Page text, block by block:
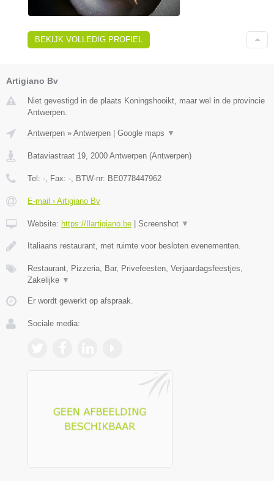
BEKIJK VOLLEDIG PROFIEL
Artigiano Bv
Niet gevestigd in de plaats Koningshooikt, maar wel in de provincie
Antwerpen.
Antwerpen » Antwerpen Google maps ▼
Bataviastraat 19, 2000 Antwerpen (Antwerpen)
Tel: -, Fax: -, BTW-nr: BE0778447962
E-mail › Artigiano Bv
Website: https://Ilartigiano.be Screenshot ▼
Italiaans restaurant, met ruimte voor besloten evenementen.
Restaurant, Pizzeria, Bar, Privefeesten, Verjaardagsfeestjes,
Zakelijke ▼
Er wordt gewerkt op afspraak.
Sociale media: